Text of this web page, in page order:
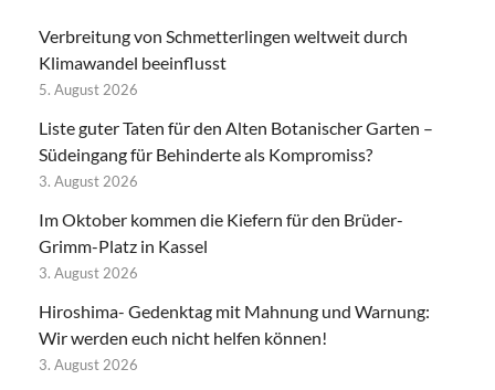
Verbreitung von Schmetterlingen weltweit durch
Klimawandel beeinflusst
5. August 2026
Liste guter Taten für den Alten Botanischer Garten –
Südeingang für Behinderte als Kompromiss?
3. August 2026
Im Oktober kommen die Kiefern für den Brüder-
Grimm-Platz in Kassel
3. August 2026
Hiroshima- Gedenktag mit Mahnung und Warnung:
Wir werden euch nicht helfen können!
3. August 2026